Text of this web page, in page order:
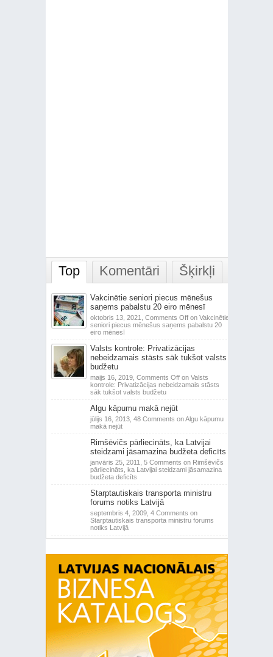
Top Komentāri Šķirkļi
Vakcinētie seniori piecus mēnešus
saņems pabalstu 20 eiro mēnesī
oktobris 13, 2021, Comments Offon Vakcinētie
seniori piecus mēnešus saņems pabalstu 20
eiro mēnesī
Valsts kontrole: Privatizācijas
nebeidzamais stāsts sāk tukšot valsts
budžetu
maijs 16, 2019, Comments Offon Valsts
kontrole: Privatizācijas nebeidzamais stāsts
sāk tukšot valsts budžetu
Algu kāpumu makā nejūt
jūlijs 16, 2013, 48 Comments on Algu kāpumu
makā nejūt
Rimšēvičs pārliecināts, ka Latvijai
steidzami jāsamazina budžeta deficīts
janvāris 25, 2011, 5 Comments on Rimšēvičs
pārliecināts, ka Latvijai steidzami jāsamazina
budžeta deficīts
Starptautiskais transporta ministru
forums notiks Latvijā
septembris 4, 2009, 4 Comments on
Starptautiskais transporta ministru forums
notiks Latvijā